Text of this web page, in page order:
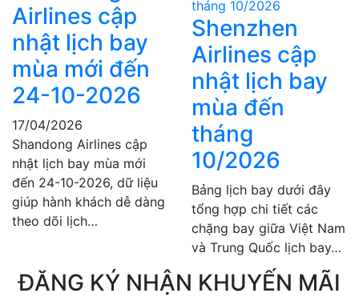
Airlines cập
nhật lịch bay
mùa mới đến
24-10-2026
17/04/2026
Shandong Airlines cập
nhật lịch bay mùa mới
đến 24-10-2026, dữ liệu
giúp hành khách dễ dàng
theo dõi lịch…
Shenzhen
Airlines cập
nhật lịch bay
mùa đến
tháng
10/2026
Bảng lịch bay dưới đây
tổng hợp chi tiết các
chặng bay giữa Việt Nam
và Trung Quốc lịch bay…
ĐĂNG KÝ NHẬN KHUYẾN MÃI